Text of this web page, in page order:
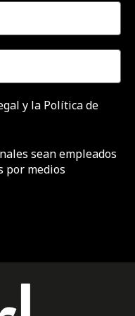
y la Política de
sean empleados
por medios